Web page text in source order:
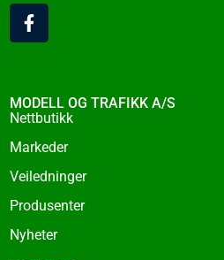
F
a
c
o
o
-
f
MODELL OG TRAFIKK A/S
Nettbutikk
Markeder
Veiledninger
Produsenter
Nyheter